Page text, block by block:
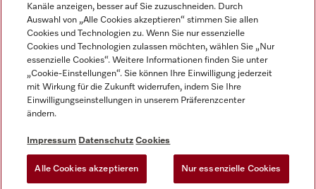
Impressum
AGB
Datenschutz
Nutzungsbedingungen
Gesetzen über digitale Dienste
Cookie-Einstellungen
Kanäle anzeigen, besser auf Sie zuzuschneiden. Durch
Auswahl von „Alle Cookies akzeptieren“ stimmen Sie allen
Cookies und Technologien zu. Wenn Sie nur essenzielle
Cookies und Technologien zulassen möchten, wählen Sie „Nur
essenzielle Cookies“. Weitere Informationen finden Sie unter
„Cookie-Einstellungen“. Sie können Ihre Einwilligung jederzeit
mit Wirkung für die Zukunft widerrufen, indem Sie Ihre
Einwilligungseinstellungen in unserem Präferenzcenter
ändern.
Impressum Datenschutz Cookies
Alle Cookies akzeptieren Nur essenzielle Cookies